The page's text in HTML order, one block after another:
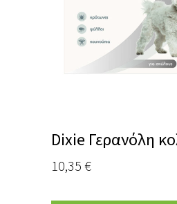
Dixie Γερανόλη
10,35 €